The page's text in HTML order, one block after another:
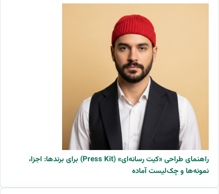
راهنمای طراحی «کیت رسانه‌ای» (Press Kit) برای برندها: اجزا،
نمونه‌ها و چک‌لیست آماده